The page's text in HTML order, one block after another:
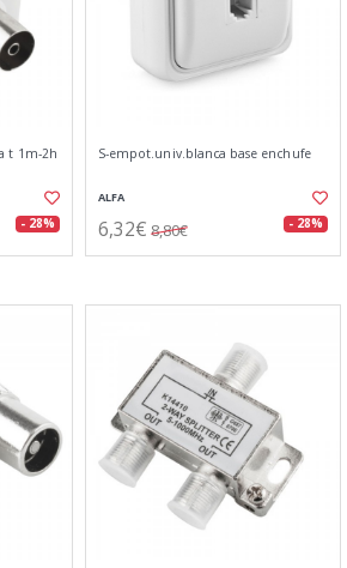
t 1m-2h
- 28%
S-empot.univ.blanca base enchufe
ALFA
6,32€ 8,80€ - 28%